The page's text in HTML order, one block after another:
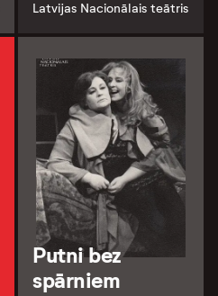
Latvijas Nacionālais teātris
Putni bez
spārniem